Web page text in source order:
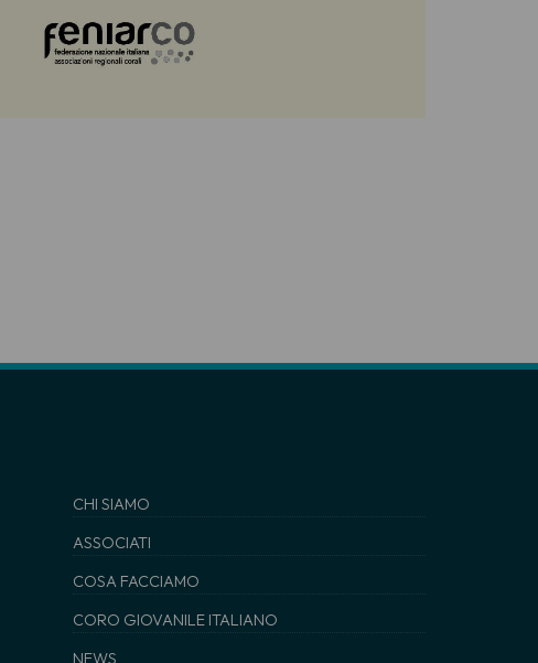
CHI SIAMO
ASSOCIATI
COSA FACCIAMO
CORO GIOVANILE ITALIANO
NEWS